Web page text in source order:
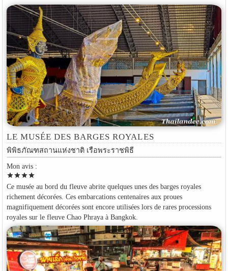
LE MUSÉE DES BARGES ROYALES
พิพิธภัณฑสถานแห่งชาติ เรือพระราชพิธี
Mon avis :
starstarstarstar
Ce musée au bord du fleuve abrite quelques unes des barges royales
richement décorées. Ces embarcations centenaires aux proues
magnifiquement décorées sont encore utilisées lors de rares processions
royales sur le fleuve Chao Phraya à Bangkok.